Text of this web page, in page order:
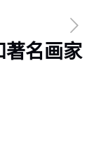
著名画家